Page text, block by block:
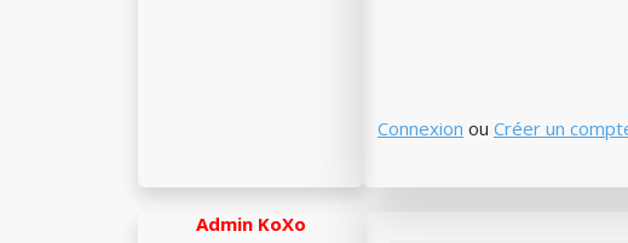
Connexion ou Créer un
Admin KoXo